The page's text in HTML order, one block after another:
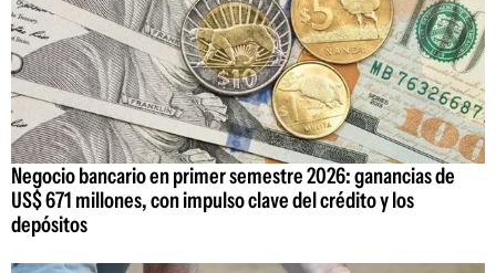
Negocio bancario en primer semestre 2026: ganancias de
US$ 671 millones, con impulso clave del crédito y los
depósitos